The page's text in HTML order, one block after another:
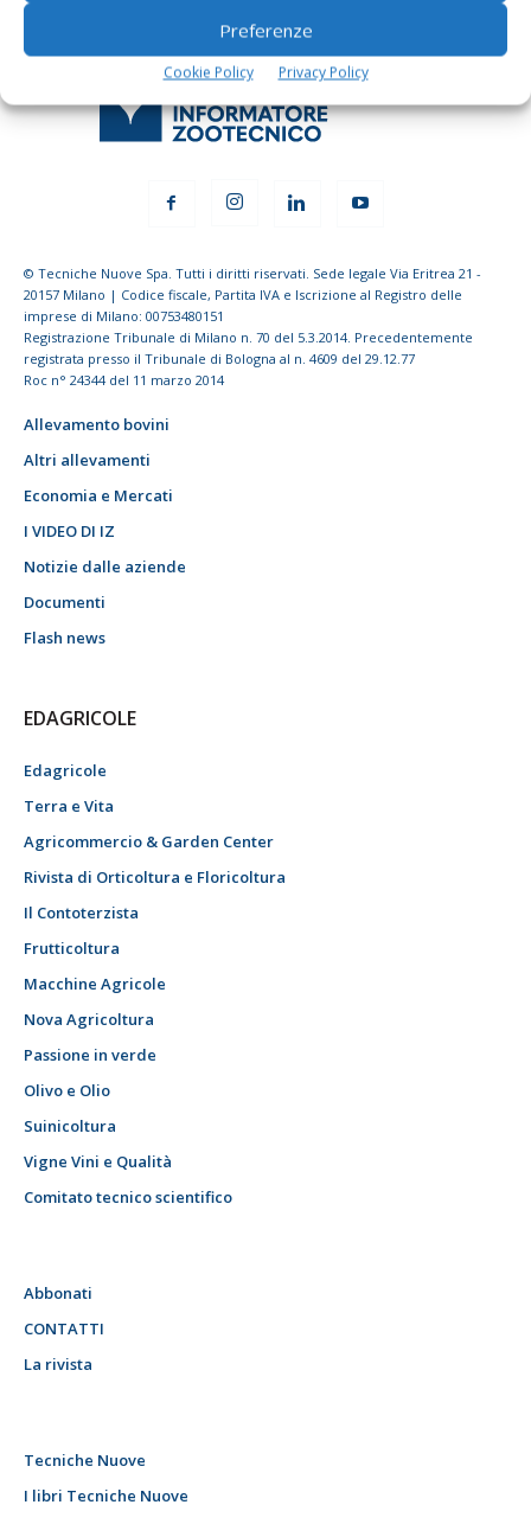
Preferenze
Cookie Policy Privacy Policy
© Tecniche Nuove Spa. Tutti i diritti riservati. Sede legale Via Eritrea 21 -
20157 Milano | Codice fiscale, Partita IVA e Iscrizione al Registro delle
imprese di Milano: 00753480151
Registrazione Tribunale di Milano n. 70 del 5.3.2014. Precedentemente
registrata presso il Tribunale di Bologna al n. 4609 del 29.12.77
Roc n° 24344 del 11 marzo 2014
Allevamento bovini
Altri allevamenti
Economia e Mercati
I VIDEO DI IZ
Notizie dalle aziende
Documenti
Flash news
EDAGRICOLE
Edagricole
Terra e Vita
Agricommercio & Garden Center
Rivista di Orticoltura e Floricoltura
Il Contoterzista
Frutticoltura
Macchine Agricole
Nova Agricoltura
Passione in verde
Olivo e Olio
Suinicoltura
Vigne Vini e Qualità
Comitato tecnico scientifico
Abbonati
CONTATTI
La rivista
Tecniche Nuove
I libri Tecniche Nuove